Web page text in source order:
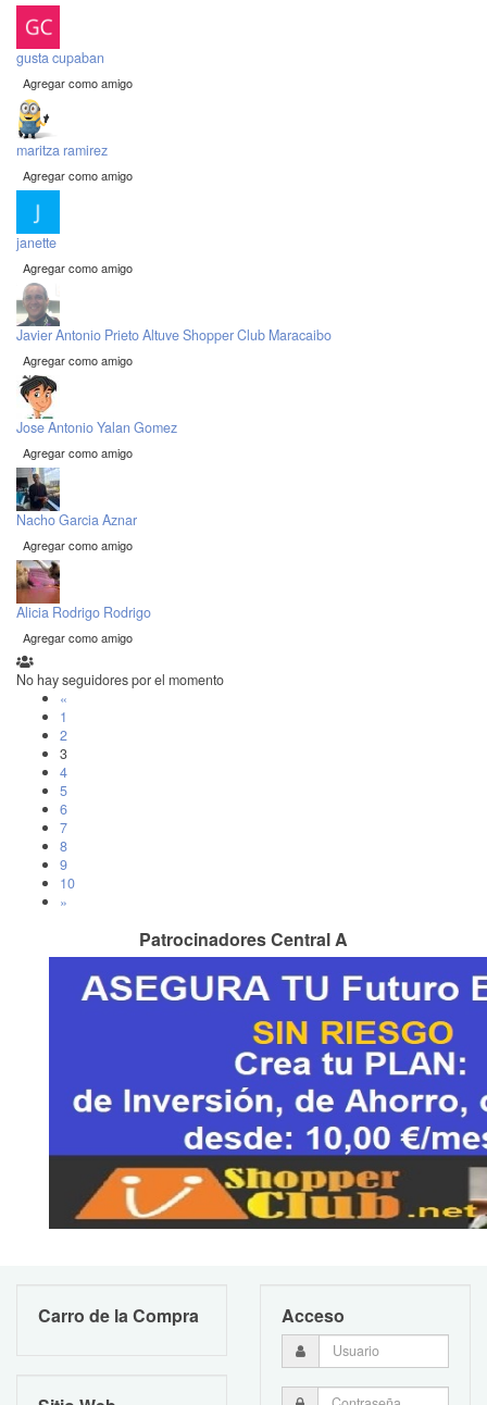
gusta cupaban
Agregar como amigo
maritza ramirez
Agregar como amigo
janette
Agregar como amigo
Javier Antonio Prieto Altuve Shopper Club Maracaibo
Agregar como amigo
Jose Antonio Yalan Gomez
Agregar como amigo
Nacho Garcia Aznar
Agregar como amigo
Alicia Rodrigo Rodrigo
Agregar como amigo
No hay seguidores por el momento
«
1
2
3
4
5
6
7
8
9
10
»
Patrocinadores Central A
Carro de la Compra Acceso